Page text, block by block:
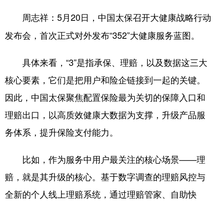
周志祥： 5月20日，中国太保召开大健康战略行动
发布会，首次正式对外发布“352”大健康服务蓝图。
具体来看，“3”是指承保、理赔，以及数据这三大
核心要素，它们是把用户和险企链接到一起的关键。
因此，中国太保聚焦配置保险最为关切的保障入口和
理赔出口，以高质效健康大数据为支撑，升级产品服
务体系，提升保险支付能力。
比如，作为服务中用户最关注的核心场景——理
赔，就是其升级的核心。基于数字调查的理赔风控与
全新的个人线上理赔系统，通过理赔管家、自助快